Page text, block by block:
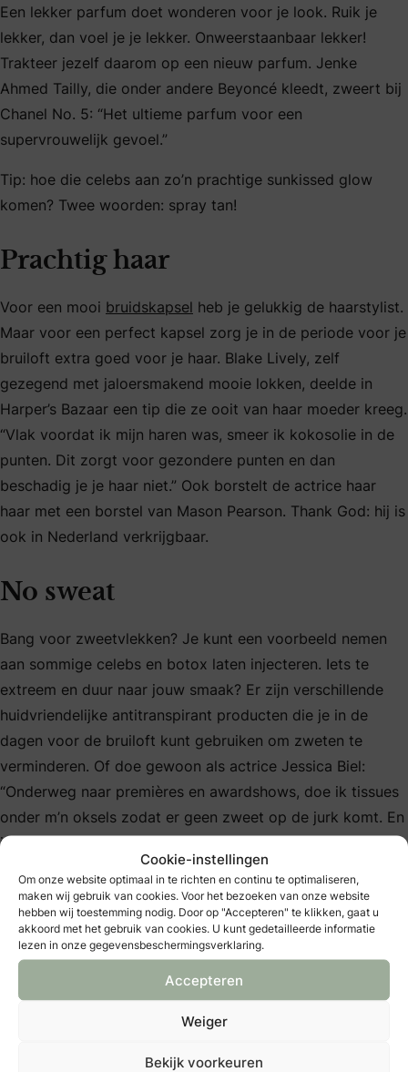
Cookie-instellingen
Om onze website optimaal in te richten en continu te optimaliseren,
maken wij gebruik van cookies. Voor het bezoeken van onze website
hebben wij toestemming nodig. Door op "Accepteren" te klikken, gaat u
akkoord met het gebruik van cookies. U kunt gedetailleerde informatie
lezen in onze gegevensbeschermingsverklaring.
Accepteren
Weiger
Bekijk voorkeuren
Een lekker parfum doet wonderen voor je look. Ruik je
lekker, dan voel je je lekker. Onweerstaanbaar lekker!
Trakteer jezelf daarom op een nieuw parfum. Jenke
Ahmed Tailly, die onder andere Beyoncé kleedt, zweert bij
Chanel No. 5: “Het ultieme parfum voor een
supervrouwelijk gevoel.”
Tip: hoe die celebs aan zo’n prachtige sunkissed glow
komen? Twee woorden: spray tan!
Prachtig haar
Voor een mooi bruidskapsel heb je gelukkig de haarstylist.
Maar voor een perfect kapsel zorg je in de periode voor je
bruiloft extra goed voor je haar. Blake Lively, zelf
gezegend met jaloersmakend mooie lokken, deelde in
Harper’s Bazaar een tip die ze ooit van haar moeder kreeg.
“Vlak voordat ik mijn haren was, smeer ik kokosolie in de
punten. Dit zorgt voor gezondere punten en dan
beschadig je je haar niet.” Ook borstelt de actrice haar
haar met een borstel van Mason Pearson. Thank God: hij is
ook in Nederland verkrijgbaar.
No sweat
Bang voor zweetvlekken? Je kunt een voorbeeld nemen
aan sommige celebs en botox laten injecteren. Iets te
extreem en duur naar jouw smaak? Er zijn verschillende
huidvriendelijke antitranspirant producten die je in de
dagen voor de bruiloft kunt gebruiken om zweten te
verminderen. Of doe gewoon als actrice Jessica Biel:
“Onderweg naar premières en awardshows, doe ik tissues
onder m’n oksels zodat er geen zweet op de jurk komt. En
ik zeg de hele autorit tegen mezelf: ‘niet zweten, niet
zweten’. Net voordat we aankomen, gooi ik de tissues weg
en zet ik mijn mooiste glimlach op. Niemand die wat
doorheeft!”
Wedding Guide Aanbieders